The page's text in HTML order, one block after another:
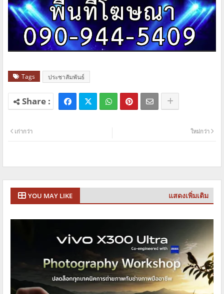
Tags ประชาสัมพันธ์
ใหม่กว่า
เก่ากว่า
YOU MAY LIKE แสดงเพิ่มเติม